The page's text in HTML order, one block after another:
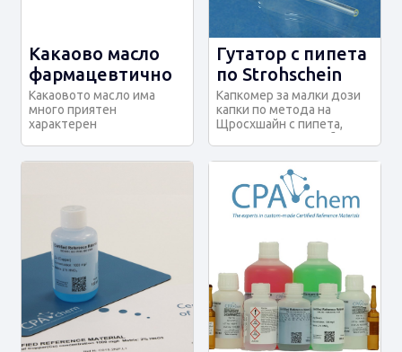
Какаово масло
фармацевтично
Какаовото масло има
много приятен
характерен
Гутатор с пипета
по Strohschein
Капкомер за малки дози
капки по метода на
Щросхшайн с пипета,